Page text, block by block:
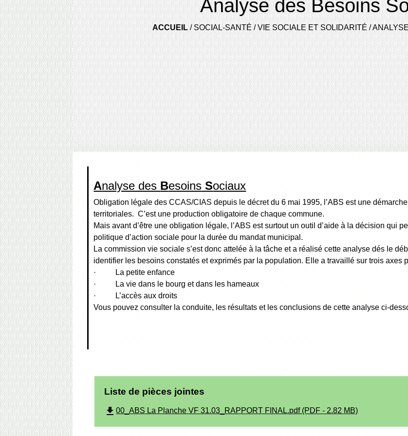
Analyse des Besoins
ACCUEIL /SOCIAL-SANTÉ /VIE SOCIALE ET SOLIDARITÉ /
Analyse des Besoins Sociaux
Obligation légale des CCAS/CIAS depuis le décret du 6 mai 1995, l’ABS est une
territoriales. C’est une production obligatoire de chaque commune.
Mais avant d’être une obligation légale, l’ABS est surtout un outil d’aide à la décision qui
politique d’action sociale pour la durée du mandat municipal.
La commission vie sociale s’est donc attelée à la tâche et a réalisé cette analyse dés le
identifier les besoins constatés et exprimés par la population. Elle a travaillé sur trois axes
· La petite enfance
· La vie dans le bourg et dans les hameaux
· L’accès aux droits
Vous pouvez consulter la conduite, les résultats et les conclusions de cette analyse ci-
Liste de pièces jointes
file_download00_ABS La Planche VF 31.03_RAPPORT FINAL.pdf (PDF - 2.82 MB)